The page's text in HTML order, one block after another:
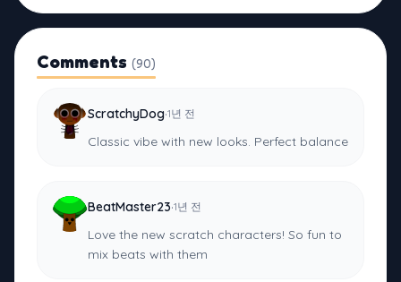
Comments (90)
ScratchyDog·1년 전
Classic vibe with new looks. Perfect balance
BeatMaster23·1년 전
Love the new scratch characters! So fun to
mix beats with them